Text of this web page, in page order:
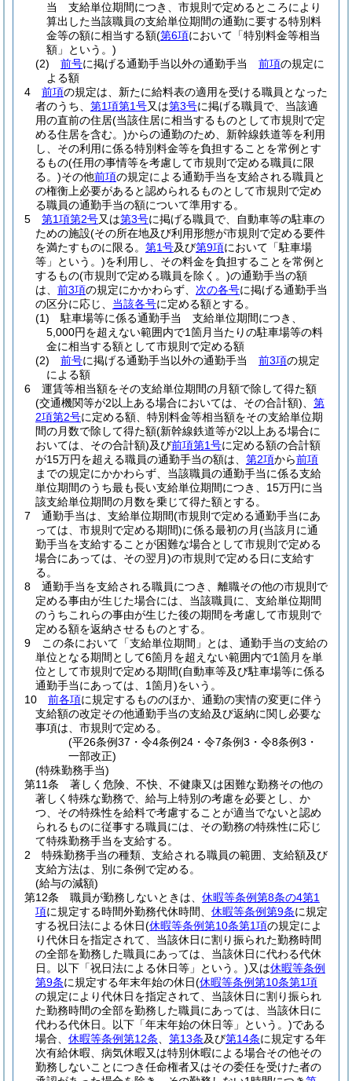
当 支給単位期間につき、市規則で定めるところにより
算出した当該職員の支給単位期間の通勤に要する特別料
金等の額に相当する額(第6項において「特別料金等相当
額」という。)
(2)
前号に掲げる通勤手当以外の通勤手当 前項の規定に
よる額
4
前項の規定は、新たに給料表の適用を受ける職員となった
者のうち、 第1項第1号又は第3号に掲げる職員で、当該適
用の直前の住居(当該住居に相当するものとして市規則で定
める住居を含む。)からの通勤のため、新幹線鉄道等を利用
し、その利用に係る特別料金等を負担することを常例とす
るもの(任用の事情等を考慮して市規則で定める職員に限
る。)その他前項の規定による通勤手当を支給される職員と
の権衡上必要があると認められるものとして市規則で定め
る職員の通勤手当の額について準用する。
5
第1項第2号又は第3号に掲げる職員で、自動車等の駐車の
ための施設(その所在地及び利用形態が市規則で定める要件
を満たすものに限る。 第1号及び第9項において「駐車場
等」という。)を利用し、その料金を負担することを常例と
するもの(市規則で定める職員を除く。)の通勤手当の額
は、 前3項の規定にかかわらず、 次の各号に掲げる通勤手当
の区分に応じ、 当該各号に定める額とする。
(1)
駐車場等に係る通勤手当 支給単位期間につき、
5,000円を超えない範囲内で1箇月当たりの駐車場等の料
金に相当する額として市規則で定める額
(2)
前号に掲げる通勤手当以外の通勤手当 前3項の規定
による額
6
運賃等相当額をその支給単位期間の月額で除して得た額
(交通機関等が2以上ある場合においては、その合計額)
第
2項第2号に定める額、特別料金等相当額をその支給単位期
間の月数で除して得た額(新幹線鉄道等が2以上ある場合に
おいては、その合計額)及び前項第1号に定める額の合計額
が15万円を超える職員の通勤手当の額は、 第2項から前項
までの規定にかかわらず、当該職員の通勤手当に係る支給
単位期間のうち最も長い支給単位期間につき、15万円に当
該支給単位期間の月数を乗じて得た額とする。
7
通勤手当は、支給単位期間(市規則で定める通勤手当にあ
っては、市規則で定める期間)に係る最初の月(当該月に通
勤手当を支給することが困難な場合として市規則で定める
場合にあっては、その翌月)の市規則で定める日に支給す
る。
8
通勤手当を支給される職員につき、離職その他の市規則で
定める事由が生じた場合には、当該職員に、支給単位期間
のうちこれらの事由が生じた後の期間を考慮して市規則で
定める額を返納させるものとする。
9
この条において「支給単位期間」とは、通勤手当の支給の
単位となる期間として6箇月を超えない範囲内で1箇月を単
位として市規則で定める期間(自動車等及び駐車場等に係る
通勤手当にあっては、1箇月)をいう。
10
前各項に規定するもののほか、通勤の実情の変更に伴う
支給額の改定その他通勤手当の支給及び返納に関し必要な
事項は、市規則で定める。
(平26条例37・令4条例24・令7条例3・令8条例3・
一部改正)
(特殊勤務手当)
第11条
著しく危険、不快、不健康又は困難な勤務その他の
著しく特殊な勤務で、給与上特別の考慮を必要とし、か
つ、その特殊性を給料で考慮することが適当でないと認め
られるものに従事する職員には、その勤務の特殊性に応じ
て特殊勤務手当を支給する。
2
特殊勤務手当の種類、支給される職員の範囲、支給額及び
支給方法は、別に条例で定める。
(給与の減額)
第12条
職員が勤務しないときは、 休暇等条例第8条の4第1
項に規定する時間外勤務代休時間、 休暇等条例第9条に規定
する祝日法による休日(休暇等条例第10条第1項の規定によ
り代休日を指定されて、当該休日に割り振られた勤務時間
の全部を勤務した職員にあっては、当該休日に代わる代休
日。以下「祝日法による休日等」という。)又は休暇等条例
第9条に規定する年末年始の休日(休暇等条例第10条第1項
の規定により代休日を指定されて、当該休日に割り振られ
た勤務時間の全部を勤務した職員にあっては、当該休日に
代わる代休日。以下「年末年始の休日等」という。)である
場合、 休暇等条例第12条 第13条及び第14条に規定する年
次有給休暇、病気休暇又は特別休暇による場合その他その
勤務しないことにつき任命権者又はその委任を受けた者の